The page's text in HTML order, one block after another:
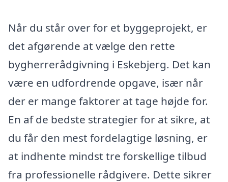
Når du står over for et byggeprojekt, er
det afgørende at vælge den rette
bygherrerådgivning i Eskebjerg. Det kan
være en udfordrende opgave, især når
der er mange faktorer at tage højde for.
En af de bedste strategier for at sikre, at
du får den mest fordelagtige løsning, er
at indhente mindst tre forskellige tilbud
fra professionelle rådgivere. Dette sikrer